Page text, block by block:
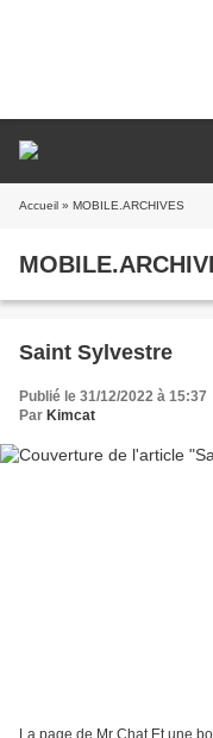
Accueil » MOBILE.ARCHIVES
Saint Sylvestre
Publié le 31/12/2022 à 15:37
Par Kimcat
La page de Mr Chat Et une